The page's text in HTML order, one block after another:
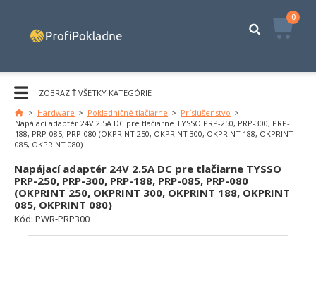
0
ZOBRAZIŤ VŠETKY KATEGÓRIE
> Hardware > Pokladničné tlačiarne > Príslušenstvo >
Napájací adaptér 24V 2.5A DC pre tlačiarne TYSSO PRP-250, PRP-300, PRP-
188, PRP-085, PRP-080 (OKPRINT 250, OKPRINT 300, OKPRINT 188, OKPRINT
085, OKPRINT 080)
Napájací adaptér 24V 2.5A DC pre tlačiarne TYSSO
PRP-250, PRP-300, PRP-188, PRP-085, PRP-080
(OKPRINT 250, OKPRINT 300, OKPRINT 188, OKPRINT
085, OKPRINT 080)
Kód: PWR-PRP300